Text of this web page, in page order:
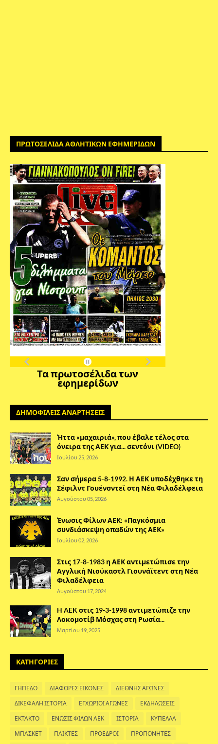
ΠΡΩΤΟΣΕΛΙΔΑ ΑΘΛΗΤΙΚΩΝ ΕΦΗΜΕΡΙΔΩΝ
Τα πρωτοσέλιδα των
εφημερίδων
ΔΗΜΟΦΙΛΕΙΣ ΑΝΑΡΤΗΣΕΙΣ
Ήττα «μαχαιριά», που έβαλε τέλος στα
όνειρα της ΑΕΚ για... σεντόνι (VIDEO)
Ιουλίου 25, 2026
Σαν σήμερα 5-8-1992. Η ΑΕΚ υποδέχθηκε τη
Σέφιλντ Γουένσντεϊ στη Νέα Φιλαδέλφεια
Αυγούστου 05, 2026
Ένωσις Φίλων ΑΕΚ: «Παγκόσμια
συνδιάσκεψη οπαδών της ΑΕΚ»
Ιουλίου 02, 2026
Στις 17-8-1983 η ΑΕΚ αντιμετώπισε την
Αγγλική Νιούκαστλ Γιουνάϊτεντ στη Νέα
Φιλαδέλφεια
Αυγούστου 17, 2024
H AEK στις 19-3-1998 αντιμετώπιζε την
Λοκομοτίβ Μόσχας στη Ρωσία...
Μαρτίου 19, 2025
ΚΑΤΗΓΟΡΙΕΣ
ΓΗΠΕΔΟ ΔΙΑΦΟΡΕΣ ΕΙΚΟΝΕΣ ΔΙΕΘΝΗΣ ΑΓΩΝΕΣ
ΔΙΚΕΦΑΛΗ ΙΣΤΟΡΙΑ ΕΓΧΩΡΙΟΙ ΑΓΩΝΕΣ ΕΚΔΗΛΩΣΕΙΣ
ΕΚΤΑΚΤΟ ΕΝΩΣΙΣ ΦΙΛΩΝ ΑΕΚ ΙΣΤΟΡΙΑ ΚΥΠΕΛΛΑ
ΜΠΑΣΚΕΤ ΠΑΙΚΤΕΣ ΠΡΟΕΔΡΟΙ ΠΡΟΠΟΝΗΤΕΣ